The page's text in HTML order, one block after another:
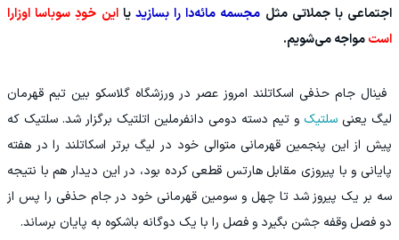
اجتماعی با جملاتی مثل مجسمه مائه‌دا را بسازید یااین خودِ سوباسا اوزارا
استمواجه می‌شویم.
‫ فینال جام حذفی اسکاتلند امروز عصر در ورزشگاه گلاسکو بین تیم قهرمان
لیگ یعنی سلتیک و تیم دسته دومی دانفرملین اتلتیک برگزار شد. سلتیک که
پیش از این پنجمین قهرمانی متوالی خود در لیگ برتر اسکاتلند را در هفته
پایانی و با پیروزی مقابل هارتس قطعی کرده بود، در این دیدار هم با نتیجه
سه بر یک پیروز شد تا چهل و سومین قهرمانی خود در جام حذفی را پس از
دو فصل وقفه جشن بگیرد و فصل را با یک دوگانه باشکوه به پایان برساند.